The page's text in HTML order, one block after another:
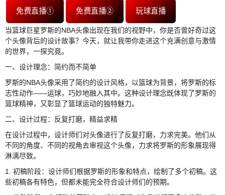
免费直播① 免费直播② 玩球直播
当篮球巨星罗斯的NBA头像出现在我们的视野中，你是否曾好奇过这
个头像背后的设计故事？今天，就让我带你走进这个充满创意与激情
的世界，一探究竟。
一、设计理念：简约而不简单
罗斯的NBA头像采用了简约的设计风格，以篮球为背景，将罗斯的标
志性动作——运球，巧妙地融入其中。这种设计理念既体现了罗斯的
篮球精神，又彰显了篮球运动的独特魅力。
二、设计过程：反复打磨，精益求精
在设计过程中，设计师们对头像进行了反复打磨，力求完美。他们从
不同的角度、不同的视角去审视这个头像，力求将罗斯的形象展现得
淋漓尽致。
1. 初稿阶段：设计师们根据罗斯的形象和特点，绘制了多个初稿。这
些初稿各有特色，但都未能完全符合设计师们的预期。